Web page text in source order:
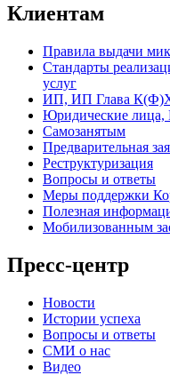
Клиентам
Правила выдачи
Стандарты
услуг
ИП, ИП Глава
Юридические
Самозанятым
Предварительная
Реструктуризация
Вопросы и ответы
Меры поддержки
Полезная
Мобилизованным
Пресс-центр
Новости
Истории успеха
Вопросы и ответы
СМИ о нас
Видео